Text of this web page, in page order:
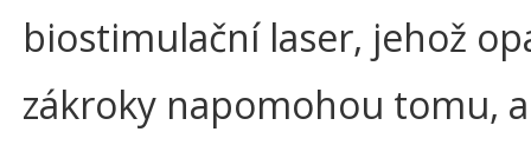
biostimulační laser, jehož
zákroky napomohou tomu,